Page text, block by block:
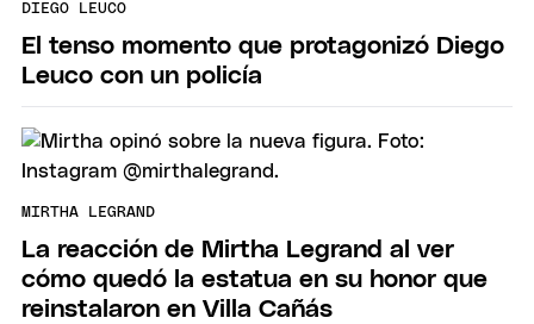
DIEGO LEUCO
El tenso momento que protagonizó Diego
Leuco con un policía
MIRTHA LEGRAND
La reacción de Mirtha Legrand al ver
cómo quedó la estatua en su honor que
reinstalaron en Villa Cañás